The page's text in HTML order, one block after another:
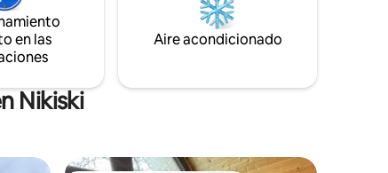
en las
Aire acondicionado
Nikiski